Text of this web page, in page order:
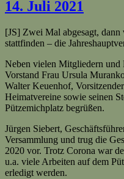
14. Juli 2021
[JS] Zwei Mal abgesagt, dann
stattfinden – die
Neben vielen Mitgliedern und
Vorstand Frau Ursula
Walter Keuenhof,
Heimatvereine sowie seinen
Pützemichplatz begrüßen.
Jürgen Siebert,
Versammlung und trug die
2020 vor. Trotz Corona war
u.a. viele Arbeiten auf dem
erledigt werden.